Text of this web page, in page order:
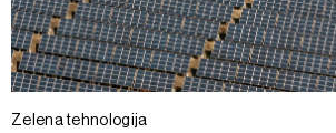
Zelena tehnologija